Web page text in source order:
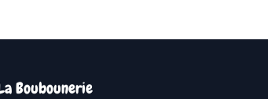
Boubounerie